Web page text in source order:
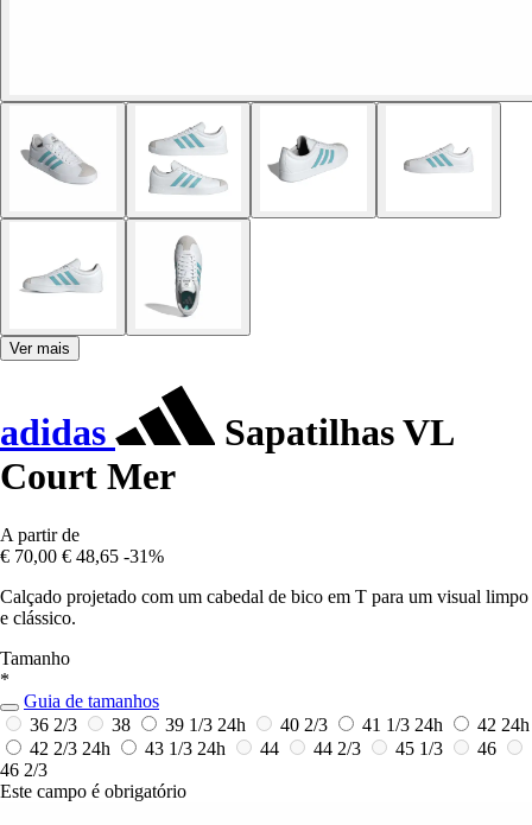
Ver mais
adidas
Sapatilhas VL
Court Mer
A partir de
€ 70,00 € 48,65 -31%
Calçado projetado com um cabedal de bico em T para um visual limpo
e clássico.
Tamanho
*
Guia de tamanhos
36 2/3
38 39 1/3 24h 40 2/3 41 1/3 24h 42 24h
42 2/3 24h 43 1/3 24h 44 44 2/3 45 1/3
46
46 2/3
Este campo é obrigatório